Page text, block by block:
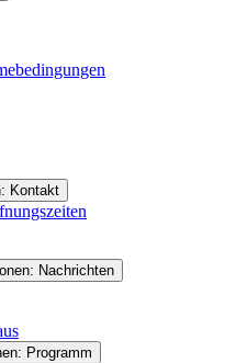
Kontakt
Nachrichten
Programm